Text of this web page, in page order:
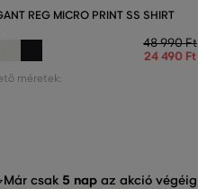
REG MICRO PRINT SS SHIRT
48 990 Ft
24 490 Ft
méretek:
Már csak 5 nap az akció végéig